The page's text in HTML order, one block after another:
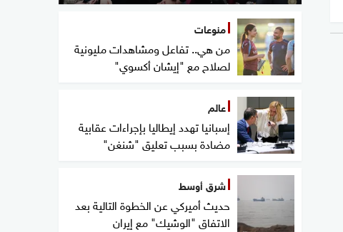
منوعات
من هي.. تفاعل ومشاهدات مليونية
لصلاح مع "إيشان أكسوي"
عالم
إسبانيا تهدد إيطاليا بإجراءات عقابية
مضادة بسبب تعليق "شنغن"
شرق أوسط
حديث أميركي عن الخطوة التالية بعد
الاتفاق "الوشيك" مع إيران